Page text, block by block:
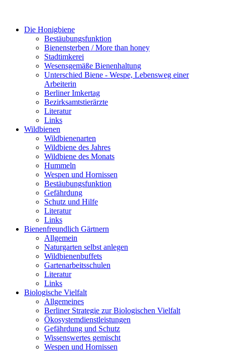
Die Honigbiene
Bestäubungsfunktion
Bienensterben / More than honey
Stadtimkerei
Wesensgemäße Bienenhaltung
Unterschied Biene - Wespe, Lebensweg einer
Arbeiterin
Berliner Imkertag
Bezirksamtstierärzte
Literatur
Links
Wildbienen
Wildbienenarten
Wildbiene des Jahres
Wildbiene des Monats
Hummeln
Wespen und Hornissen
Bestäubungsfunktion
Gefährdung
Schutz und Hilfe
Literatur
Links
Bienen­freundlich Gärtnern
Allgemein
Naturgarten selbst anlegen
Wildbienenbuffets
Gartenarbeitsschulen
Literatur
Links
Biologische Vielfalt
Allgemeines
Berliner Strategie zur Biologischen Vielfalt
Ökosystemdienstleistungen
Gefährdung und Schutz
Wissenswertes gemischt
Wespen und Hornissen